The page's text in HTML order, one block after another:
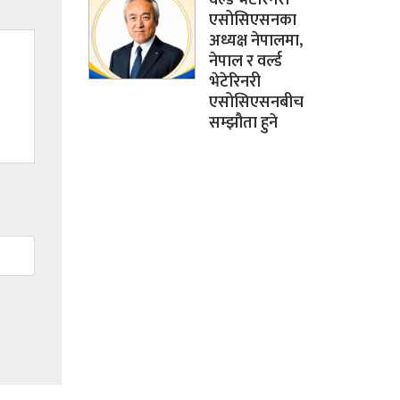
एसोसिएसनका
अध्यक्ष नेपालमा,
नेपाल र वर्ल्ड
भेटेरिनरी
एसोसिएसनबीच
सम्झौता हुने